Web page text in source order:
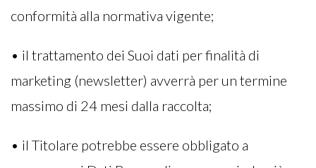
conformità alla normativa vigente;
• il trattamento dei Suoi dati per finalità di
marketing (newsletter) avverrà per un termine
massimo di 24 mesi dalla raccolta;
• il Titolare potrebbe essere obbligato a